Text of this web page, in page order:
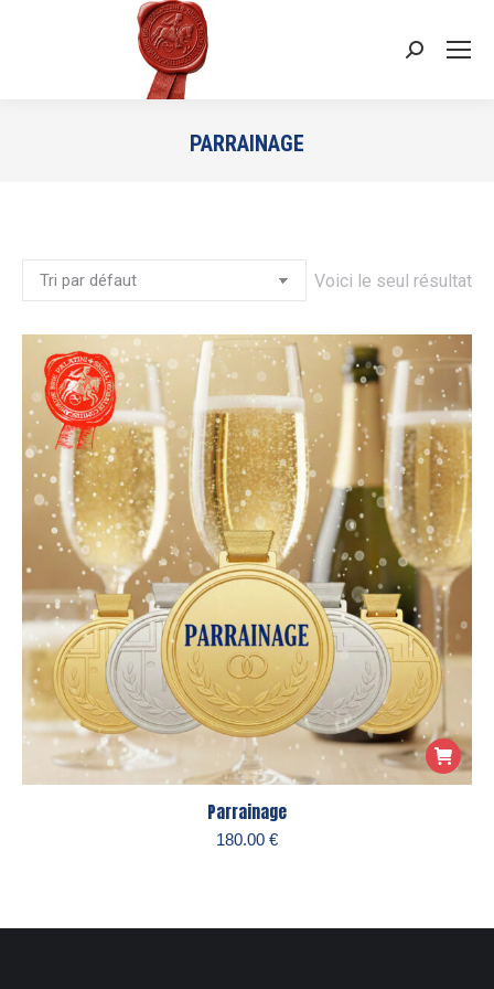
Recherche
PARRAINAGE
Voici le seul résultat
Parrainage
180.00 €